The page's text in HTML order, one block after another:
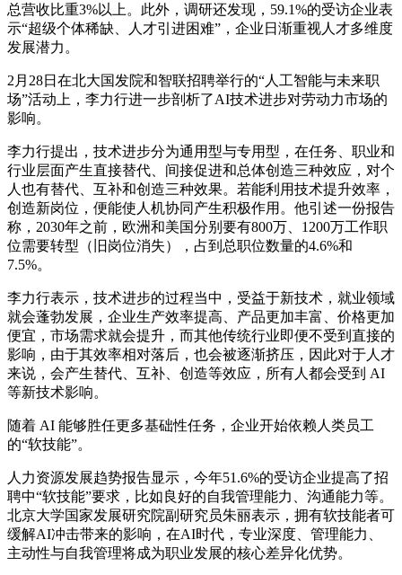
总营收比重3%以上。此外，调研还发现，59.1%的受访企业表
示“超级个体稀缺、人才引进困难”，企业日渐重视人才多维度
发展潜力。
2月28日在北大国发院和智联招聘举行的“人工智能与未来职
场”活动上，李力行进一步剖析了AI技术进步对劳动力市场的
影响。
李力行提出，技术进步分为通用型与专用型，在任务、职业和
行业层面产生直接替代、间接促进和总体创造三种效应，对个
人也有替代、互补和创造三种效果。若能利用技术提升效率，
创造新岗位，便能使人机协同产生积极作用。他引述一份报告
称，2030年之前，欧洲和美国分别要有800万、1200万工作职
位需要转型（旧岗位消失），占到总职位数量的4.6%和
7.5%。
李力行表示，技术进步的过程当中，受益于新技术，就业领域
就会蓬勃发展，企业生产效率提高、产品更加丰富、价格更加
便宜，市场需求就会提升，而其他传统行业即便不受到直接的
影响，由于其效率相对落后，也会被逐渐挤压，因此对于人才
来说，会产生替代、互补、创造等效应，所有人都会受到 AI
等新技术影响。
随着 AI 能够胜任更多基础性任务，企业开始依赖人类员工
的“软技能”。
人力资源发展趋势报告显示，今年51.6%的受访企业提高了招
聘中“软技能”要求，比如良好的自我管理能力、沟通能力等。
北京大学国家发展研究院副研究员朱丽表示，拥有软技能者可
缓解AI冲击带来的影响，在AI时代，专业深度、管理能力、
主动性与自我管理将成为职业发展的核心差异化优势。